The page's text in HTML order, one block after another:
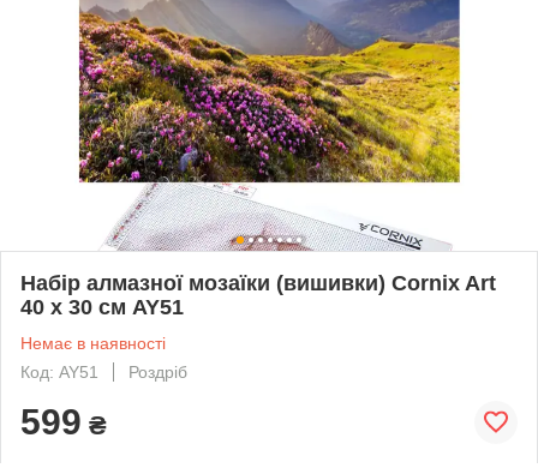
Набір алмазної мозаїки (вишивки) Cornix Art
40 x 30 см AY51
Немає в наявності
Код: AY51
Роздріб
599 ₴